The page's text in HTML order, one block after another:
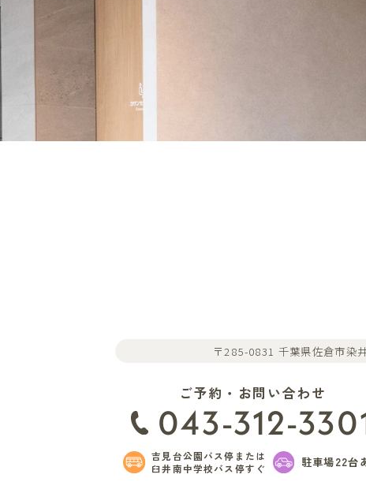
〒285-0831 千葉県佐倉市染
ご予約・お問い合わせ
043-312-
吉見台公園バス停または
臼井南中学校バス停すぐ
駐車場22台